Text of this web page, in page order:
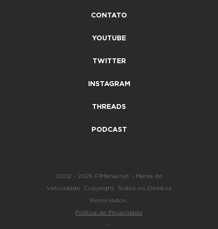
CONTATO
YOUTUBE
TWITTER
INSTAGRAM
THREADS
PODCAST
2002 - 2026 F1Mania.net - Mania de
Velocidade. Copyright. Todos os Direitos
Reservados.
Política de Privacidade
-